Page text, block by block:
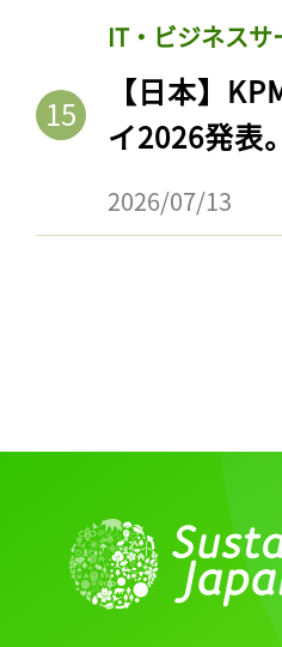
IT・ビジネスサ
【日本】
イ2026発表
2026/07/13